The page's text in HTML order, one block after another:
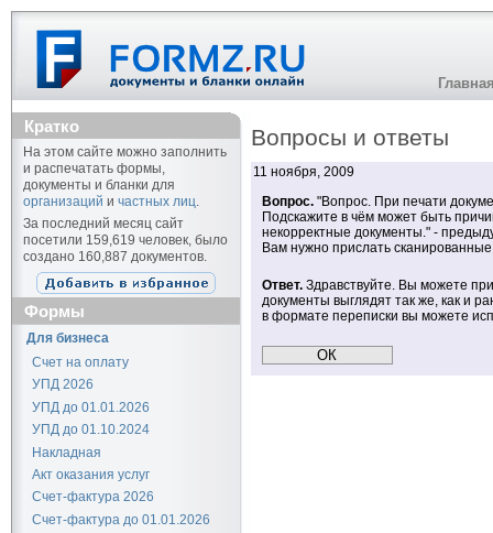
Кратко
На этом сайте можно заполнить
и распечатать формы,
документы и бланки для
организаций и частных лиц.
За последний месяц сайт
посетили 159,619 человек, было
создано 160,887 документов.
Формы
Для бизнеса
Счет на оплату
УПД 2026
УПД до 01.01.2026
УПД до 01.10.2024
Накладная
Акт оказания услуг
Счет-фактура 2026
Счет-фактура до 01.01.2026
Вопросы и ответы
11 ноября, 2009
Вопрос. "Вопрос. При печати
Подскажите в чём может быть
некорректные документы." -
Вам нужно прислать
Ответ. Здравствуйте. Вы можете
документы выглядят так же, как и
в формате переписки вы можете